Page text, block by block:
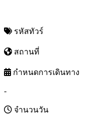
รหัสทัวร์
สถานที่
กำหนดการเดินทาง
-
จำนวนวัน